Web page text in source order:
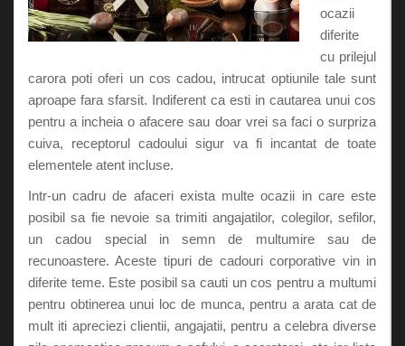
ocazii
diferite
cu prilejul
carora poti oferi un cos cadou, intrucat optiunile tale sunt
aproape fara sfarsit. Indiferent ca esti in cautarea unui cos
pentru a incheia o afacere sau doar vrei sa faci o surpriza
cuiva, receptorul cadoului sigur va fi incantat de toate
elementele atent incluse.
Intr-un cadru de afaceri exista multe ocazii in care este
posibil sa fie nevoie sa trimiti angajatilor, colegilor, sefilor,
un cadou special in semn de multumire sau de
recunoastere. Aceste tipuri de cadouri corporative vin in
diferite teme. Este posibil sa cauti un cos pentru a multumi
pentru obtinerea unui loc de munca, pentru a arata cat de
mult iti apreciezi clientii, angajatii, pentru a celebra diverse